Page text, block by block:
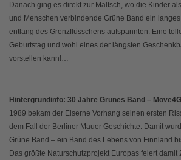
Danach ging es direkt zur Maltsch, wo die Kinder
und Menschen verbindende Grüne Band ein
entlang des Grenzflüsschens aufspannten. Eine
Geburtstag und wohl eines der längsten
vorstellen kann!…
Hintergrundinfo: 30 Jahre Grünes Band –
1989 bekam der Eiserne Vorhang seinen ersten
dem Fall der Berliner Mauer Geschichte. Damit
Grüne Band – ein Band des Lebens von Finnland
Das größte Naturschutzprojekt Europas feiert damit